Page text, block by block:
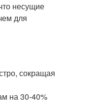
несущие
для
сокращая
на 30-40%